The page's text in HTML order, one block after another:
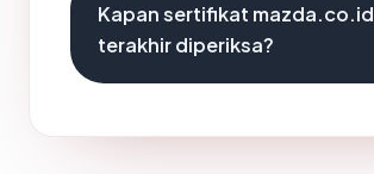
Kapan sertifikat mazda.co.id
terakhir diperiksa?